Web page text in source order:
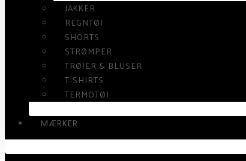
JAKKER
REGNTØJ
SHORTS
STRØMPER
TRØJER & BLUSER
T-SHIRTS
TERMOTØJ
MÆRKER